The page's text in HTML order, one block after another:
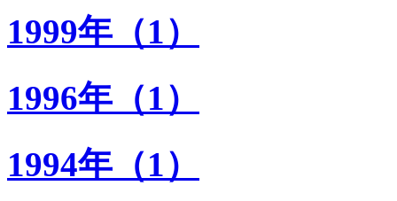
1999年（1）
1996年（1）
1994年（1）